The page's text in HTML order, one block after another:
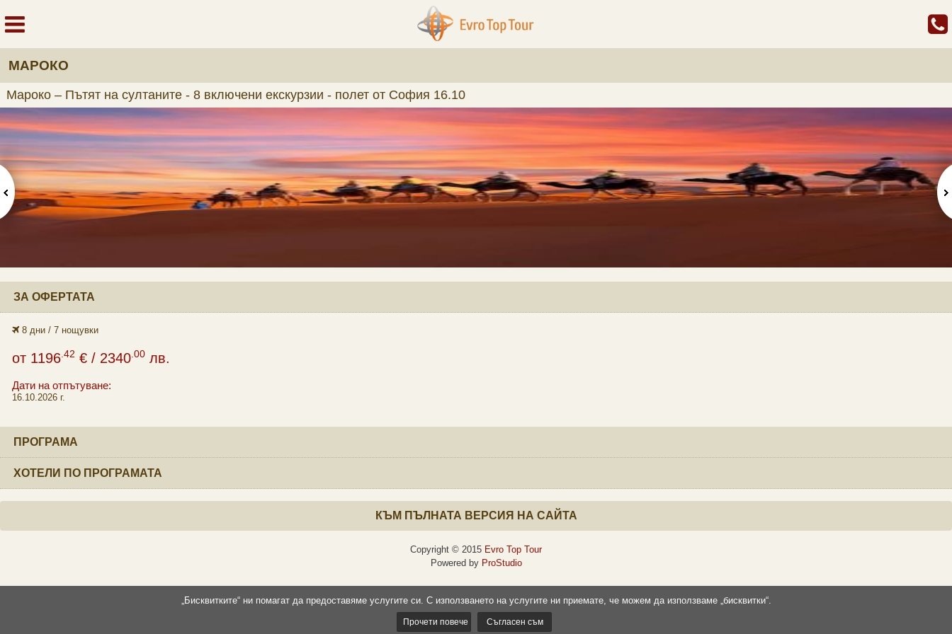
МАРОКО
Мароко – Пътят на султаните - 8 включени екскурзии - полет от София 16.10
ЗА ОФЕРТАТА
8 дни / 7 нощувки
от 1196 .42 € / 2340 .00 лв.
Дати на отпътуване:
16.10.2026 г.
ПРОГРАМА
ХОТЕЛИ ПО ПРОГРАМАТА
КЪМ ПЪЛНАТА ВЕРСИЯ НА САЙТА
Copyright © 2015 Evro Top Tour
Powered by ProStudio
„Бисквитките“ ни помагат да предоставяме услугите си. С използването на услугите ни приемате, че можем да използваме „бисквитки“.
Прочети повече Съгласен съм